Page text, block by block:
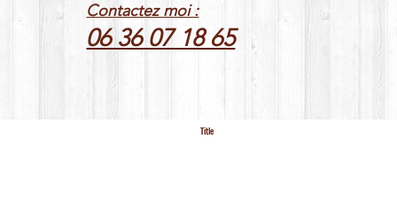
Contactez moi :
06 36 07 18 65
Title